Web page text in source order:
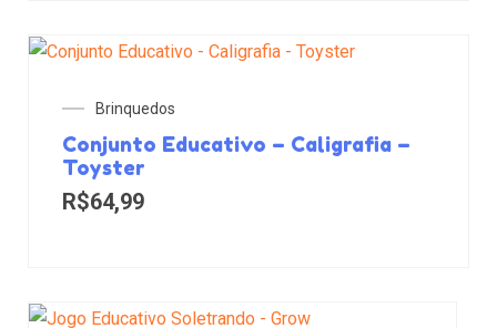
Brinquedos
Conjunto Educativo – Caligrafia –
Toyster
R$64,99